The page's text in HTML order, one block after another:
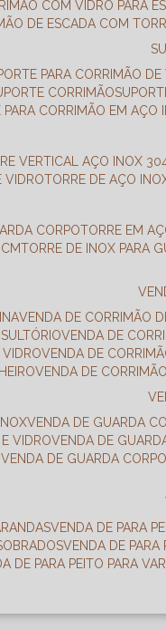
COM VIDRO PARA
DE ESCADA COM
PARA CORRIMÃO
CORRIMÃO
PARA CORRIMÃO EM AÇO
VERTICAL AÇO INOX
VIDRO TORRE DE AÇO
CORPO TORRE EM
TORRE DE INOX PARA
VENDA DE CORRIMÃO
VENDA DE
VIDRO
VENDA DE
VENDA DE
VENDA DE GUARDA
E VIDRO
VENDA DE
VENDA DE GUARDA
VENDA DE PARA
VENDA DE
DE PARA PEITO PARA